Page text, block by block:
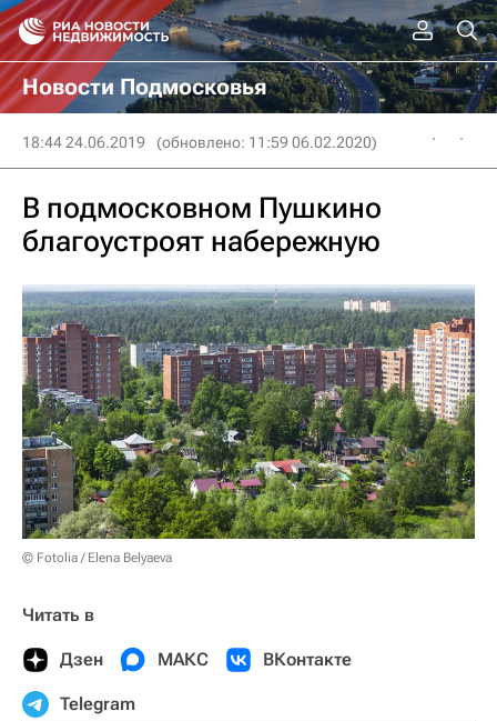
Новости Подмосковья
18:44 24.06.2019 (обновлено: 11:59 06.02.2020)
В подмосковном Пушкино
благоустроят набережную
© Fotolia / Elena Belyaeva
Читать в
Дзен МАКС ВКонтакте
Telegram